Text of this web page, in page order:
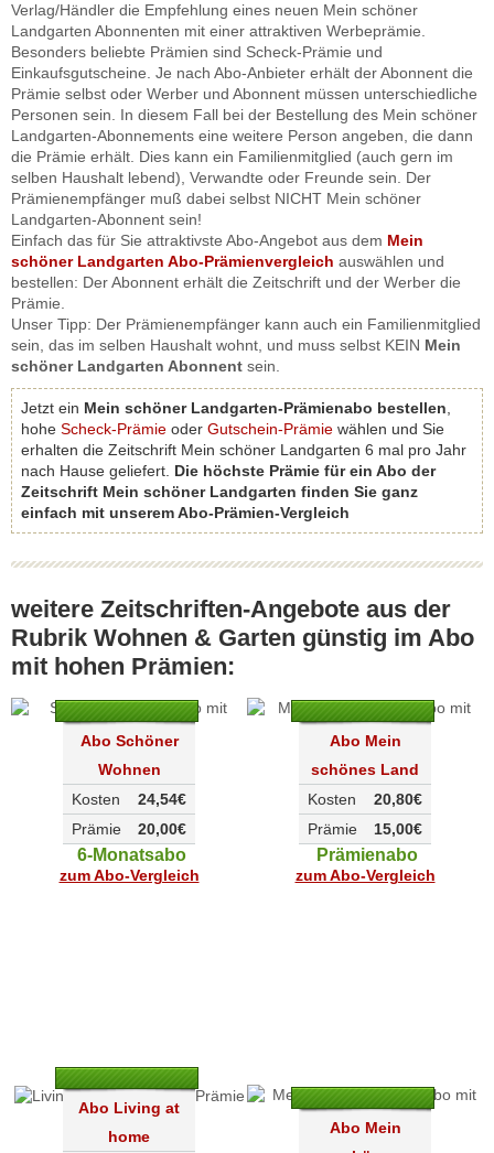
Verlag/Händler die Empfehlung eines neuen Mein schöner
Landgarten Abonnenten mit einer attraktiven Werbeprämie.
Besonders beliebte Prämien sind Scheck-Prämie und
Einkaufsgutscheine. Je nach Abo-Anbieter erhält der Abonnent die
Prämie selbst oder Werber und Abonnent müssen unterschiedliche
Personen sein. In diesem Fall bei der Bestellung des Mein schöner
Landgarten-Abonnements eine weitere Person angeben, die dann
die Prämie erhält. Dies kann ein Familienmitglied (auch gern im
selben Haushalt lebend), Verwandte oder Freunde sein. Der
Prämienempfänger muß dabei selbst NICHT Mein schöner
Landgarten-Abonnent sein!
Einfach das für Sie attraktivste Abo-Angebot aus dem Mein
schöner Landgarten Abo-Prämienvergleich auswählen und
bestellen: Der Abonnent erhält die Zeitschrift und der Werber die
Prämie.
Unser Tipp: Der Prämienempfänger kann auch ein Familienmitglied
sein, das im selben Haushalt wohnt, und muss selbst KEIN Mein
schöner Landgarten Abonnent sein.
Jetzt ein Mein schöner Landgarten-Prämienabo bestellen
hohe Scheck-Prämie oder Gutschein-Prämie wählen und Sie
erhalten die Zeitschrift Mein schöner Landgarten 6 mal pro Jahr
nach Hause geliefert. Die höchste Prämie für ein Abo der
Zeitschrift Mein schöner Landgarten finden Sie ganz
einfach mit unserem Abo-Prämien-Vergleich
weitere Zeitschriften-Angebote aus der
Rubrik Wohnen & Garten günstig im Abo
mit hohen Prämien:
Abo Schöner
Wohnen
24,54€
Kosten
20,00€
Prämie
6-Monatsabo
zum Abo-Vergleich
Abo Mein
schönes Land
20,80€
Kosten
15,00€
Prämie
Prämienabo
zum Abo-Vergleich
Abo Living at
home
Abo Mein